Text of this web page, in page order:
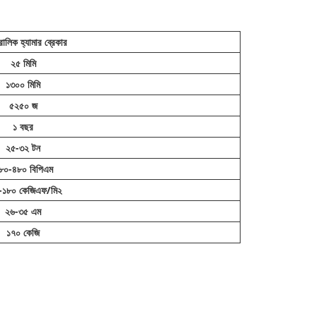
হ্যামার ব্রেকার
২৫ মিমি
১৩০০ মিমি
৫২৫০ জ
১ বছর
২৫-৩২ টন
৪৮০ বিপিএম
কেজিএফ/মি২
২৬-৩৫ এম
১৭০ কেজি